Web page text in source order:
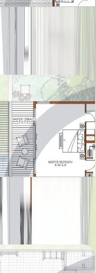
Ground-
Ground-